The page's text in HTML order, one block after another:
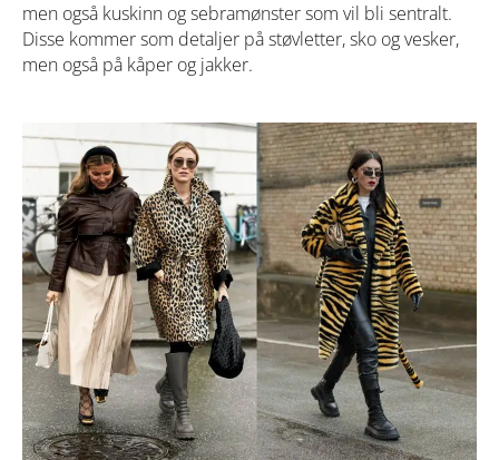
men også kuskinn og sebramønster som vil bli sentralt.
Disse kommer som detaljer på støvletter, sko og vesker,
men også på kåper og jakker.